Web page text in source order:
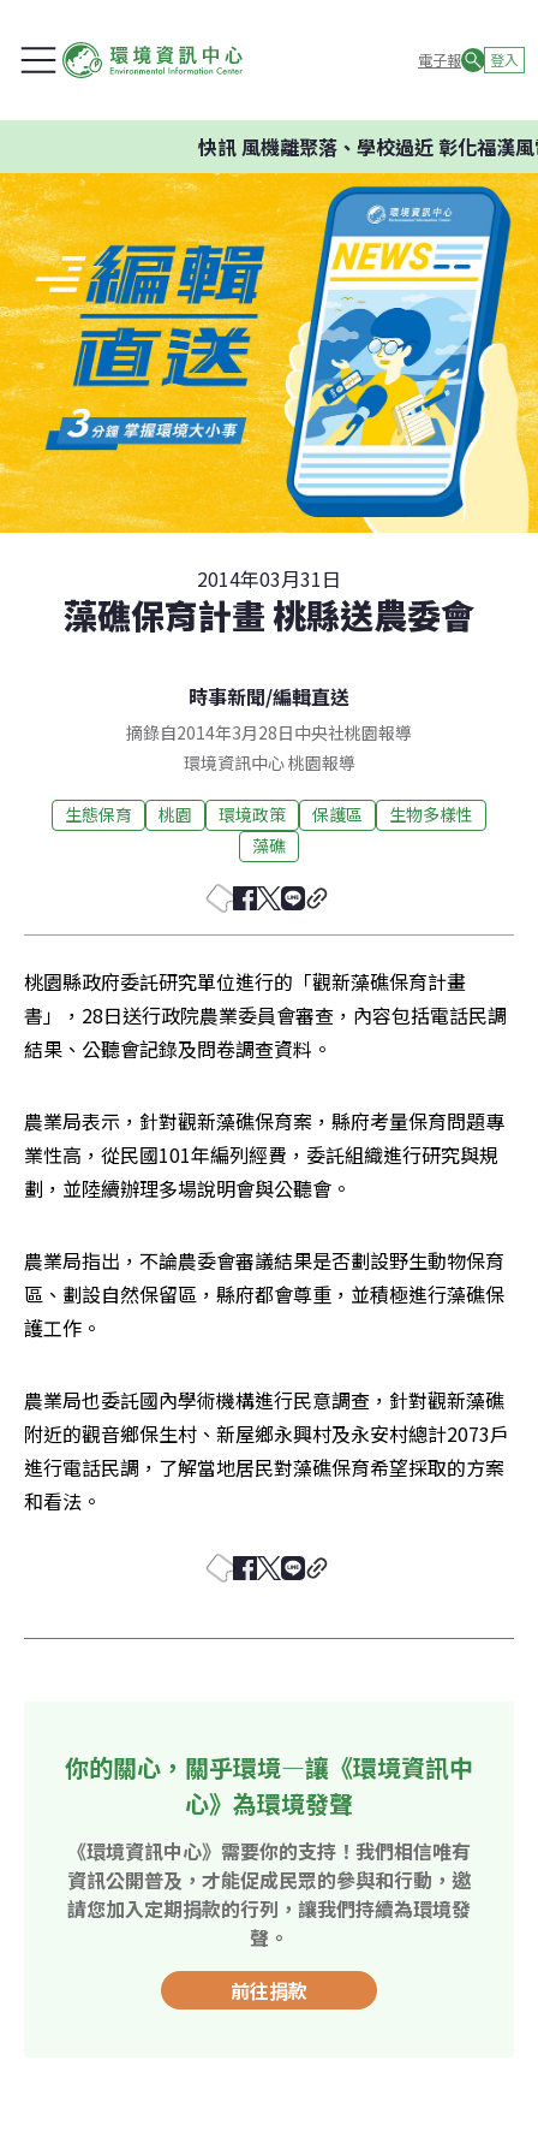
電子報 登入
快訊風機離聚落、學校過近 彰化福漢風
2014年03月31日
藻礁保育計畫 桃縣送農委會
時事新聞/編輯直送
摘錄自2014年3月28日中央社桃園報導
環境資訊中心桃園報導
生態保育 桃園 環境政策 保護區
生物多樣性
藻礁
桃園縣政府委託研究單位進行的「觀新藻礁保育計畫
書」，28日送行政院農業委員會審查，內容包括電話民調
結果、公聽會記錄及問卷調查資料。
農業局表示，針對觀新藻礁保育案，縣府考量保育問題專
業性高，從民國101年編列經費，委託組織進行研究與規
劃，並陸續辦理多場說明會與公聽會。
農業局指出，不論農委會審議結果是否劃設野生動物保育
區、劃設自然保留區，縣府都會尊重，並積極進行藻礁保
護工作。
農業局也委託國內學術機構進行民意調查，針對觀新藻礁
附近的觀音鄉保生村、新屋鄉永興村及永安村總計2073戶
進行電話民調，了解當地居民對藻礁保育希望採取的方案
和看法。
你的關心，關乎環境—讓《環境資訊中
心》為環境發聲
《環境資訊中心》需要你的支持！我們相信唯有
資訊公開普及，才能促成民眾的參與和行動，邀
請您加入定期捐款的行列，讓我們持續為環境發
聲。
前往捐款